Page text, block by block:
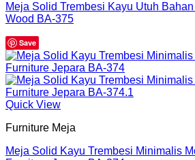
Meja Solid Trembesi Kayu Utuh
Wood BA-375
Save
Quick View
Furniture Meja
Meja Solid Kayu Trembesi Minimalis